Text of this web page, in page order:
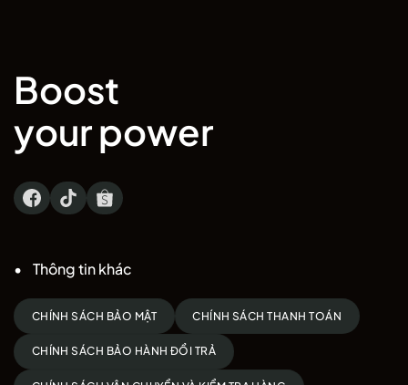
Boost
your power
Thông tin khác
CHÍNH SÁCH BẢO MẬT CHÍNH SÁCH THANH TOÁN
CHÍNH SÁCH BẢO HÀNH ĐỔI TRẢ